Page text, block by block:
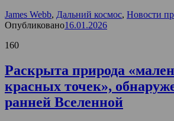
James Webb, Дальний космос, Новости
Опубликовано16.01.2026
160
Раскрыта природа
красных точек»,
ранней Вселенной